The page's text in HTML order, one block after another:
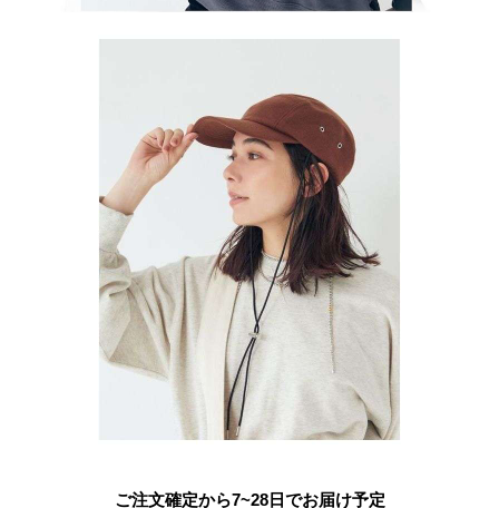
ご注文確定から7~28日でお届け予定